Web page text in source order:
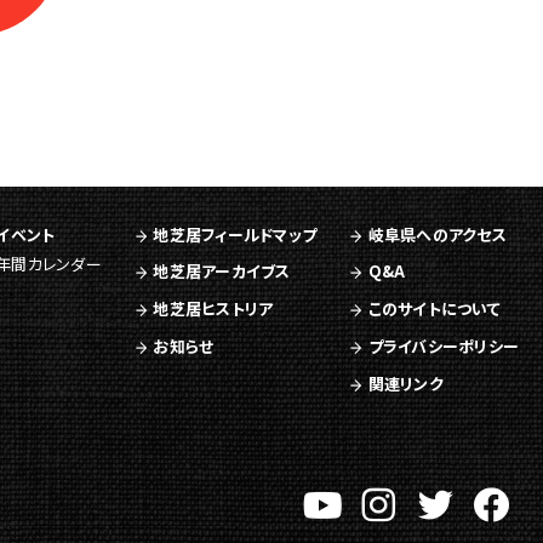
ベント
間カレンダー
地芝居フィールドマップ
地芝居アーカイブス
地芝居ヒストリア
お知らせ
岐阜県へのアクセス
Q&A
このサイトについて
プライバシーポリシー
関連リンク